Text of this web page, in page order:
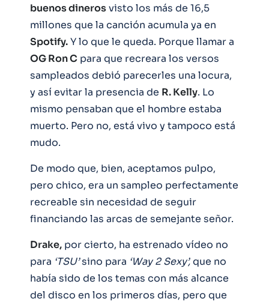
buenos dinerosvisto los más de 16,5
millones que la canción acumula ya en
Spotify.Y lo que le queda. Porque llamar a
OG Ron C para que recreara los versos
sampleados debió parecerles una locura,
y así evitar la presencia de R. Kelly. Lo
mismo pensaban que el hombre estaba
muerto. Pero no, está vivo y tampoco está
mudo.
De modo que, bien, aceptamos pulpo,
pero chico, era un sampleo perfectamente
recreable sin necesidad de seguir
financiando las arcas de semejante señor.
Drake, por cierto, ha estrenado vídeo no
para ‘TSU’sino para ‘Way 2 Sexy’,que no
había sido de los temas con más alcance
del disco en los primeros días, pero que